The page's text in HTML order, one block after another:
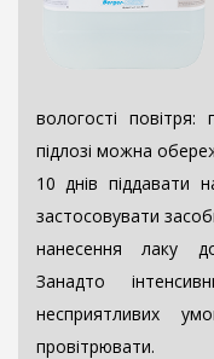
вологості
підлозі можна
10 днів піддавати
застосовувати
нанесення лаку
Занадто
несприятливих
провітрювати.